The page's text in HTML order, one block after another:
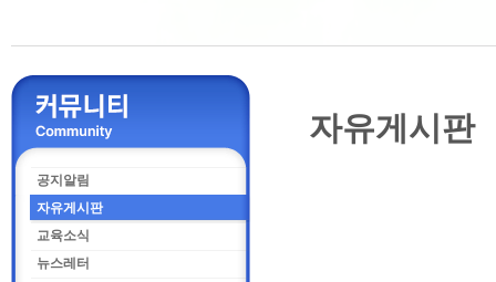
공지알림
자유게시판
교육소식
뉴스레터
자유게시판